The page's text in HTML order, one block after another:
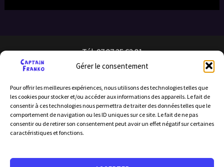
Gérer le consentement
Pour offrir les meilleures expériences, nous utilisons des technologies telles que
les cookies pour stocker et/ou accéder aux informations des appareils. Le fait de
consentir à ces technologies nous permettra de traiter des données telles que le
comportement de navigation ou les ID uniques sur ce site. Le fait de ne pas
consentir ou de retirer son consentement peut avoir un effet négatif sur certaines
caractéristiques et fonctions.
Tél: 07 87 25 62 81
Licence d’entrepreneur de spectacle : PLATESV-D-2024-